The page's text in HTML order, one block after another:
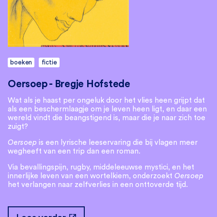
boeken fictie
Oersoep - Bregje Hofstede
Wat als je haast per ongeluk door het vlies heen grijpt dat
als een beschermlaagje om je leven heen ligt, en daar een
wereld vindt die beangstigend is, maar die je naar zich toe
zuigt?
Oersoep is een lyrische leeservaring die bij vlagen meer
wegheeft van een trip dan een roman.
Via bevallingspijn, rugby, middeleeuwse mystici, en het
innerlijke leven van een wortelkiem, onderzoekt Oersoep
het verlangen naar zelfverlies in een onttoverde tijd.